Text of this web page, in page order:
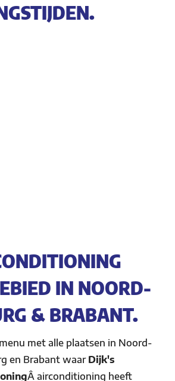
IN NOORD-
& BRABANT.
met alle plaatsen in Noord-
en Brabant waar Dijk's
Â airconditioning heeft